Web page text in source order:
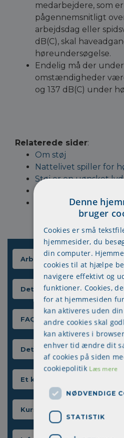
medarbejdere, som
pågennemsnitligt
arbejdsdag eller
dB(C), skal
høreundersøgelse.
Endelig må der
omstændigheder
og 137 dB(C) under
Relaterede sider:
Om støj
Nattelivet spiller for
Støj er en uønsket lyd
Larm og afbrydelser
arbejdsdagen
Arbejdsmiljø
Det psykiske arbejdsmiljø
FAQ
Det fysiske arbejdsmiljø
Et kig værd
Kurser og uddannelse
Denne
bruger
Cookies er små
hjemmesider, du
din computer.
cookies til at hjælpe
navigere effektivt og
funktioner. Cookies,
for at hjemmesiden
kan aktiveres uden
andre cookies skal
kan aktiveres i
enhver tid ændre dit
af cookies på siden
cookiepolitik Læs mere
NØDVENDIGE
STATISTIK